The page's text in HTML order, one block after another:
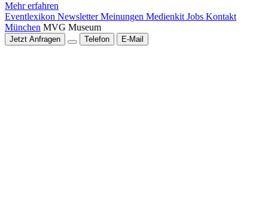
Mehr erfahren
Eventlexikon NewsletterMeinungen Medienkit Jobs Kontakt
München MVG Museum
Jetzt Anfragen Telefon E-Mail